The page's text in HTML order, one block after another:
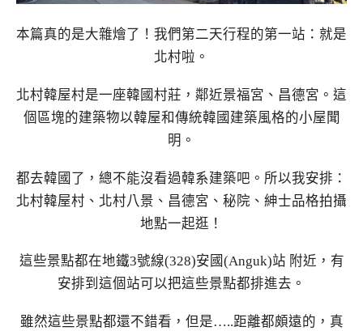
本篇真的是大雜燴了！我們第二天行程的第一站：就是
北村啦。
北村韓屋村是一座韓國村莊，鄰近景福宮、昌德宮。這
個區塊的建築物以韓屋和傳統韓國建築風格的小屋聞
明。
都去韓國了，總不能沒看過韓系建築吧。所以我安排：
北村韓屋村、北村八景、昌德宮、秘院、紳士品格拍攝
地點一起逛！
這些景點都在地鐵3號線(328)安國(Anguk)站 附近，有
安排到這個站可以把這些景點都排進去。
雖然這些景點都還不錯看，但是…..距離都頗遠的，真